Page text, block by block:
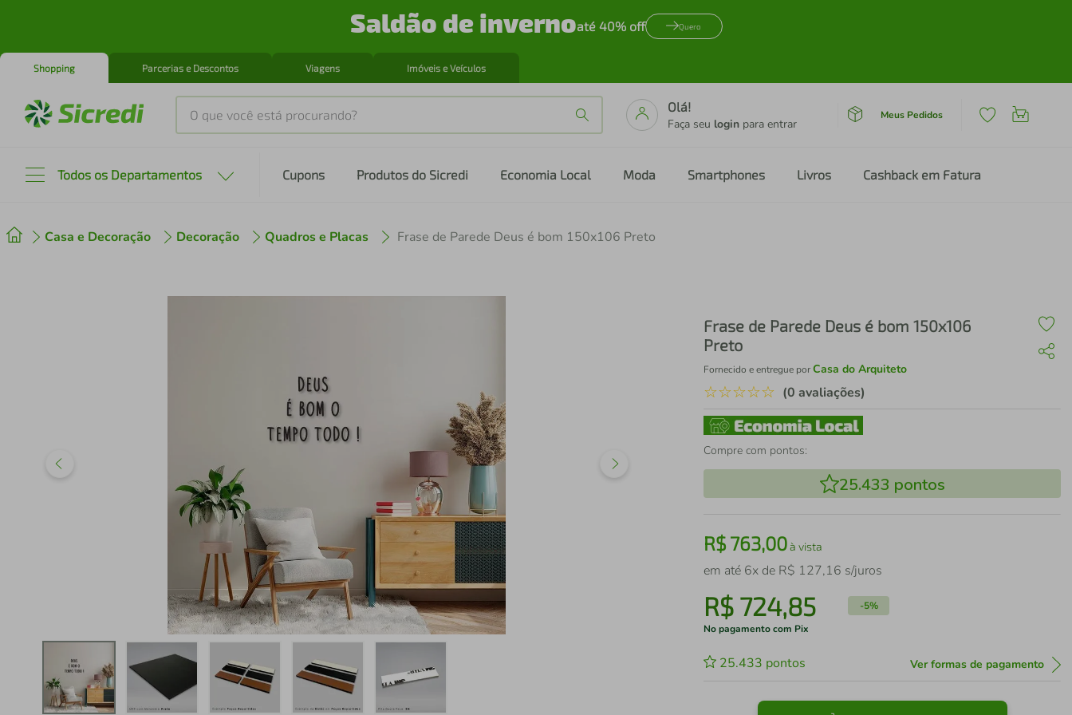
Saldão de invernoaté 40% off Quero
Shopping Parcerias e Descontos Viagens Imóveis e Veículos
O que você está procurando?
Olá!
Faça seu login para entrar
Meus Pedidos
Todos os Departamentos Cupons Produtos do Sicredi Economia Local Moda Smartphones Livros Cashback em Fatura
Casa e Decoração Decoração Quadros e Placas Frase de Parede Deus é bom 150x106 Preto
Frase de Parede Deus é bom 150x106
Preto
Fornecido e entregue porCasa do Arquiteto
☆☆☆☆☆ (0 avaliações)
Compre com pontos:
25.433 pontos
R$763,00à vista
em até 6x de R$ 127,16 s/juros
R$ 724,85 -5%
No pagamento com Pix
25.433 pontos Ver formas de pagamento
º cafeteira